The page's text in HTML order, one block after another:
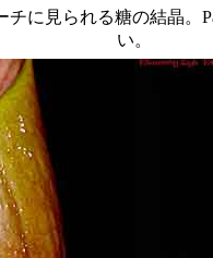
チに見られる糖の結晶。
い。